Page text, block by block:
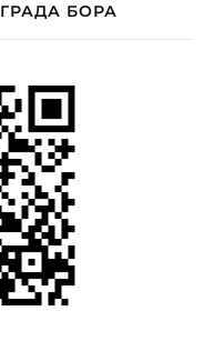
БОРА